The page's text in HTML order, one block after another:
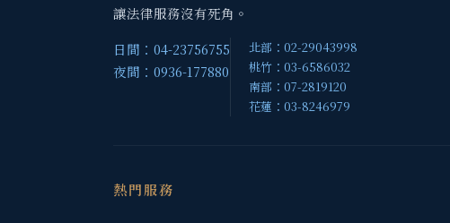
讓法律服務沒有死角。
日間：04-23756755
夜間：0936-177880
北部：02-29043998
桃竹：03-6586032
南部：07-2819120
花蓮：03-8246979
熱門服務